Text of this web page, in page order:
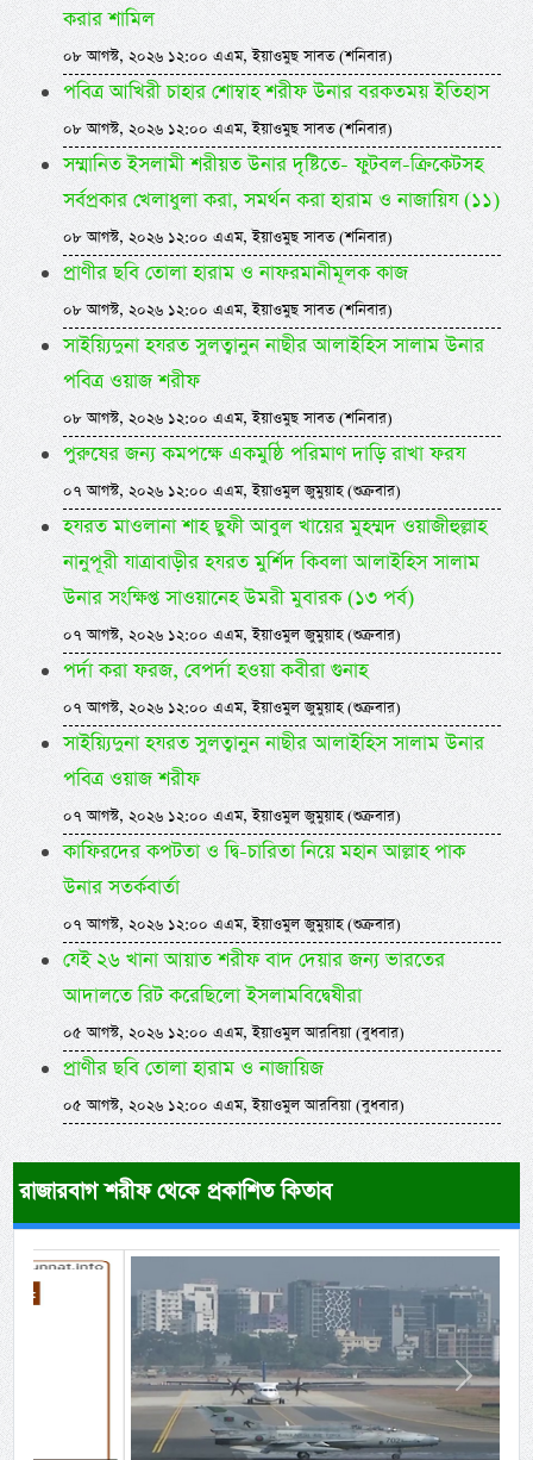
করার শামিল
০৮ আগস্ট, ২০২৬ ১২:০০ এএম, ইয়াওমুছ সাবত (শনিবার)
পবিত্র আখিরী চাহার শোম্বাহ শরীফ উনার বরকতময় ইতিহাস
০৮ আগস্ট, ২০২৬ ১২:০০ এএম, ইয়াওমুছ সাবত (শনিবার)
সম্মানিত ইসলামী শরীয়ত উনার দৃষ্টিতে- ফুটবল-ক্রিকেটসহ
সর্বপ্রকার খেলাধুলা করা, সমর্থন করা হারাম ও নাজায়িয (১১)
০৮ আগস্ট, ২০২৬ ১২:০০ এএম, ইয়াওমুছ সাবত (শনিবার)
প্রাণীর ছবি তোলা হারাম ও নাফরমানীমূলক কাজ
০৮ আগস্ট, ২০২৬ ১২:০০ এএম, ইয়াওমুছ সাবত (শনিবার)
সাইয়্যিদুনা হযরত সুলত্বানুন নাছীর আলাইহিস সালাম উনার
পবিত্র ওয়াজ শরীফ
০৮ আগস্ট, ২০২৬ ১২:০০ এএম, ইয়াওমুছ সাবত (শনিবার)
পুরুষের জন্য কমপক্ষে একমুষ্ঠি পরিমাণ দাড়ি রাখা ফরয
০৭ আগস্ট, ২০২৬ ১২:০০ এএম, ইয়াওমুল জুমুয়াহ (শুক্রবার)
হযরত মাওলানা শাহ ছুফী আবুল খায়ের মুহম্মদ ওয়াজীহুল্লাহ
নানুপূরী যাত্রাবাড়ীর হযরত মুর্শিদ কিবলা আলাইহিস সালাম
উনার সংক্ষিপ্ত সাওয়ানেহ উমরী মুবারক (১৩ পর্ব)
০৭ আগস্ট, ২০২৬ ১২:০০ এএম, ইয়াওমুল জুমুয়াহ (শুক্রবার)
পর্দা করা ফরজ, বেপর্দা হওয়া কবীরা গুনাহ
০৭ আগস্ট, ২০২৬ ১২:০০ এএম, ইয়াওমুল জুমুয়াহ (শুক্রবার)
সাইয়্যিদুনা হযরত সুলত্বানুন নাছীর আলাইহিস সালাম উনার
পবিত্র ওয়াজ শরীফ
০৭ আগস্ট, ২০২৬ ১২:০০ এএম, ইয়াওমুল জুমুয়াহ (শুক্রবার)
কাফিরদের কপটতা ও দ্বি-চারিতা নিয়ে মহান আল্লাহ পাক
উনার সতর্কবার্তা
০৭ আগস্ট, ২০২৬ ১২:০০ এএম, ইয়াওমুল জুমুয়াহ (শুক্রবার)
যেই ২৬ খানা আয়াত শরীফ বাদ দেয়ার জন্য ভারতের
আদালতে রিট করেছিলো ইসলামবিদ্বেষীরা
০৫ আগস্ট, ২০২৬ ১২:০০ এএম, ইয়াওমুল আরবিয়া (বুধবার)
প্রাণীর ছবি তোলা হারাম ও নাজায়িজ
০৫ আগস্ট, ২০২৬ ১২:০০ এএম, ইয়াওমুল আরবিয়া (বুধবার)
রাজারবাগ শরীফ থেকে প্রকাশিত কিতাব
Previous Next